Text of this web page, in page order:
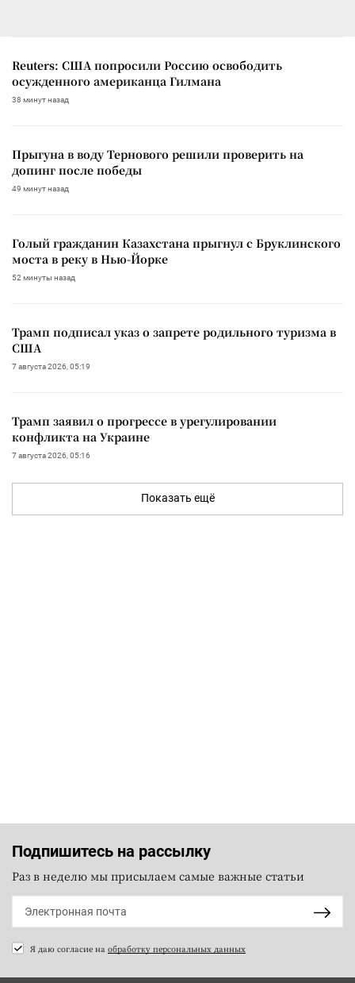
Reuters: США попросили Россию освободить
осужденного американца Гилмана
38 минут назад
Прыгуна в воду Тернового решили проверить на
допинг после победы
49 минут назад
Голый гражданин Казахстана прыгнул с Бруклинского
моста в реку в Нью-Йорке
52 минуты назад
Трамп подписал указ о запрете родильного туризма в
США
7 августа 2026, 05:19
Трамп заявил о прогрессе в урегулировании
конфликта на Украине
7 августа 2026, 05:16
Показать ещё
Подпишитесь на рассылку
Раз в неделю мы присылаем самые важные статьи
Я даю согласие на обработку персональных данных